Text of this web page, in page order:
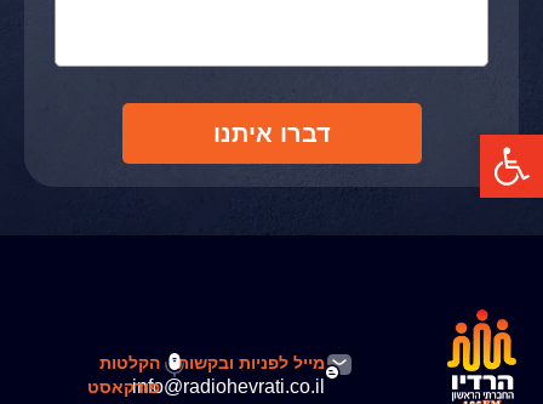
פתח סרגל נגישות דברו איתנו
info@radiohevrati.co.il
מייל לפניות ובקשות
הקלטות
פודקאסט